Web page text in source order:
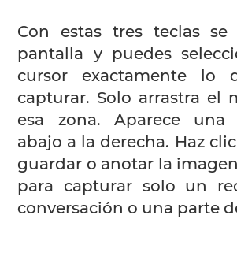
Con estas tres teclas se
pantalla y puedes
cursor exactamente lo
capturar. Solo arrastra el
esa zona. Aparece una
abajo a la derecha. Haz
guardar o anotar la
para capturar solo un
conversación o una parte